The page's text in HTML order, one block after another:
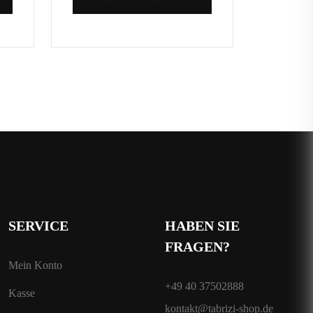
SERVICE
Mein Konto
Kasse
HABEN SIE
FRAGEN?
+49 40 37502888
kontakt@tabrizi-shop.de